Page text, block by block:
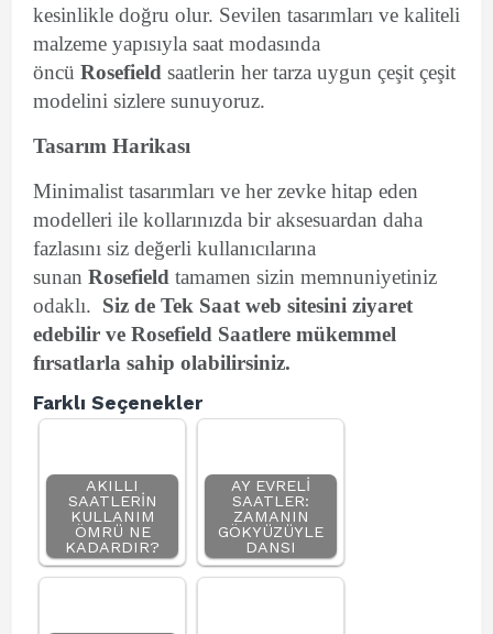
kesinlikle doğru olur. Sevilen tasarımları ve kaliteli
malzeme yapısıyla saat modasında
öncü Rosefield saatlerin her tarza uygun çeşit çeşit
modelini sizlere sunuyoruz.
Tasarım Harikası
Minimalist tasarımları ve her zevke hitap eden
modelleri ile kollarınızda bir aksesuardan daha
fazlasını siz değerli kullanıcılarına
sunan Rosefield tamamen sizin memnuniyetiniz
odaklı. Siz de Tek Saat web sitesini ziyaret
edebilir ve Rosefield Saatlere mükemmel
fırsatlarla sahip olabilirsiniz.
Farklı Seçenekler
AKILLI
SAATLERİN
KULLANIM
ÖMRÜ NE
KADARDIR?
AY EVRELİ
SAATLER:
ZAMANIN
GÖKYÜZÜYLE
DANSI